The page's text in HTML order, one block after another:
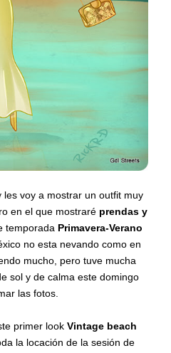
les voy a mostrar un outfit muy
en el que mostraré prendas y
temporadaPrimavera-Verano
no esta nevando como en
mucho, pero tuve mucha
sol y de calma este domingo
las fotos.
primer lookVintage beach
la locación de la sesión de